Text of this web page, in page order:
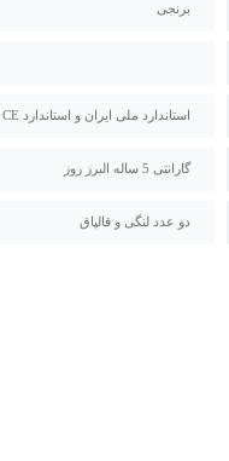
برنجی
استاندارد ملی ایران و استاندارد CE اروپا
گارانتی 5 ساله البرز روز
دو عدد لنگی و قالپاق